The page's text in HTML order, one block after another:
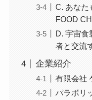
C. あなた
FOOD
D. 宇宙
者と交流
企業紹介
有限会社
パラボリ